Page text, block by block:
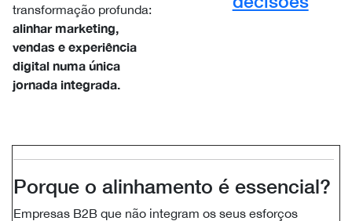
transformação profunda:
alinhar marketing,
vendas e experiência
digital numa única
jornada integrada.
Porque o alinhamento é essencial?
Empresas B2B que não integram os seus esforços